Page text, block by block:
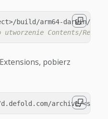
build/arm64-darwin/
Contents/
pobierz